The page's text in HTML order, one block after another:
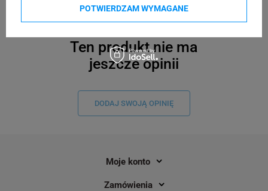
Ten produkt nie ma
jeszcze opinii
DODAJ SWOJĄ OPINIĘ
Moje konto
Zamówienia
POTWIERDZAM WYMAGANE